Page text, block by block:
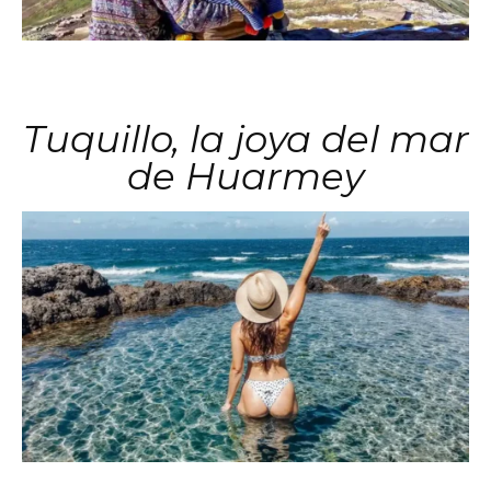
Tuquillo, la joya del mar
de Huarmey